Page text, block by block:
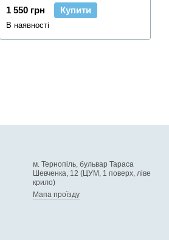
1 550 грн Купити
В наявності
м. Тернопіль, бульвар Тараса
Шевченка, 12 (ЦУМ, 1 поверх, ліве
крило)
Мапа проїзду